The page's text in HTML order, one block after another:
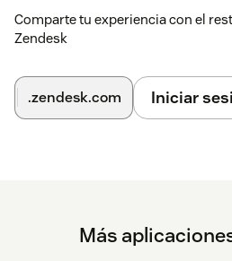
Comparte tu experiencia con el
Zendesk
.zendesk.com Iniciar
Más